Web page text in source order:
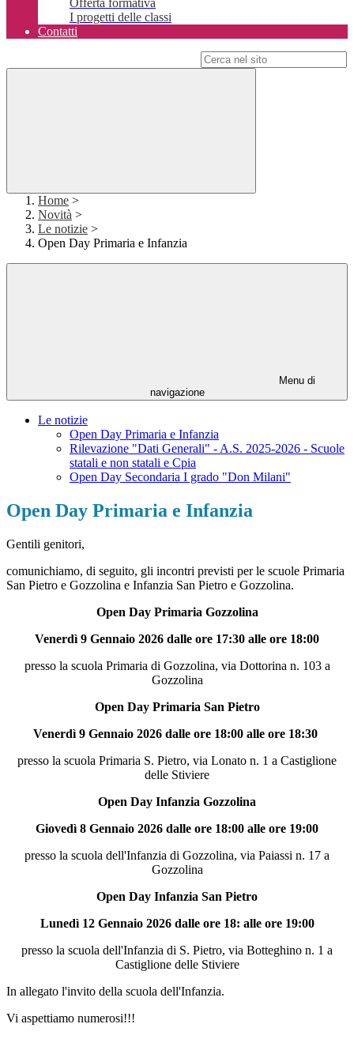
Offerta formativa
I progetti delle classi
Contatti
Home >
Novità >
Le notizie >
Open Day Primaria e Infanzia
Menu di
navigazione
Le notizie
Open Day Primaria e Infanzia
Rilevazione "Dati Generali" - A.S. 2025-2026 - Scuole
statali e non statali e Cpia
Open Day Secondaria I grado "Don Milani"
Open Day Primaria e Infanzia
Gentili genitori,
comunichiamo, di seguito, gli incontri previsti per le scuole Primaria
San Pietro e Gozzolina e Infanzia San Pietro e Gozzolina.
Open Day Primaria Gozzolina
Venerdì 9 Gennaio 2026 dalle ore 17:30 alle ore 18:00
presso la scuola Primaria di Gozzolina, via Dottorina n. 103 a
Gozzolina
Open Day Primaria San Pietro
Venerdì 9 Gennaio 2026 dalle ore 18:00 alle ore 18:30
presso la scuola Primaria S. Pietro, via Lonato n. 1 a Castiglione
delle Stiviere
Open Day Infanzia Gozzolina
Giovedì 8 Gennaio 2026 dalle ore 18:00 alle ore 19:00
presso la scuola dell'Infanzia di Gozzolina, via Paiassi n. 17 a
Gozzolina
Open Day Infanzia San Pietro
Lunedì 12 Gennaio 2026 dalle ore 18: alle ore 19:00
presso la scuola dell'Infanzia di S. Pietro, via Botteghino n. 1 a
Castiglione delle Stiviere
In allegato l'invito della scuola dell'Infanzia.
Vi aspettiamo numerosi!!!